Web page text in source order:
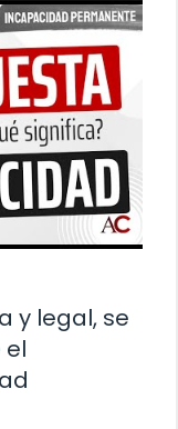
y legal, se
el